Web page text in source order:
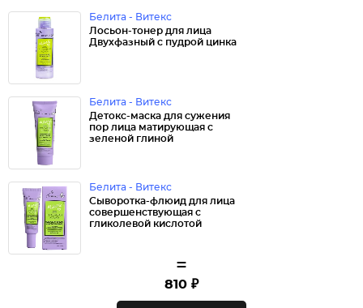
Белита - Витекс
Лосьон-тонер для лица
Двухфазный с пудрой цинка
Белита - Витекс
Детокс-маска для сужения
пор лица матирующая с
зеленой глиной
Белита - Витекс
Сыворотка-флюид для лица
совершенствующая с
гликолевой кислотой
=
810 ₽